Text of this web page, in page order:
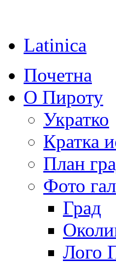
Latinica
Почетна
О Пироту
Укратко
Кратка
План
Фото
Град
Лого